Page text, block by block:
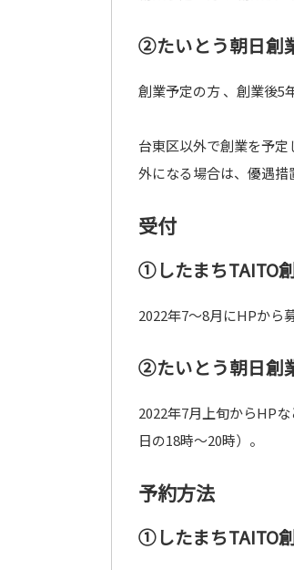
②たいとう朝日創
創業予定の方 、創業後5
台東区以外で創業を予
外になる場合は、優遇措
受付
①したまちTAITO
2022年7～8月にHPから
②たいとう朝日創
2022年7月上旬からHP
日の18時～20時）。
予約方法
①したまちTAITO